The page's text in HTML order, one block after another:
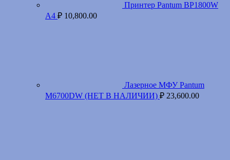
Принтер Pantum BP1800W
A4 ₽ 10,800.00
Лазерное МФУ Pantum
M6700DW (НЕТ В НАЛИЧИИ) ₽ 23,600.00